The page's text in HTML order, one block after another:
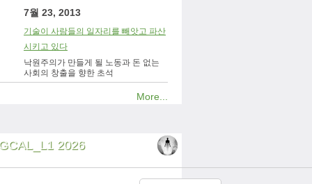
7월 23, 2013
기술이 사람들의 일자리를 빼앗고 파산
시키고 있다
낙원주의가 만들게 될 노동과 돈 없는
사회의 창출을 향한 초석
More...
2026